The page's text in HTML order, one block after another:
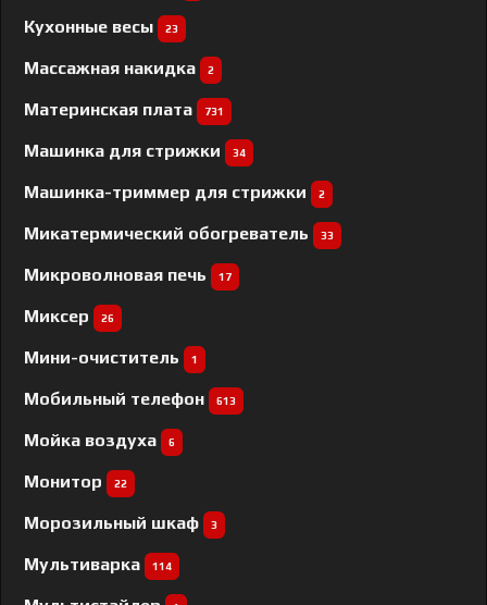
Кухонные весы 23
Массажная накидка 2
Материнская плата 731
Машинка для стрижки 34
Машинка-триммер для стрижки 2
Микатермический обогреватель 33
Микроволновая печь 17
Миксер 26
Мини-очиститель 1
Мобильный телефон 613
Мойка воздуха 6
Монитор 22
Морозильный шкаф 3
Мультиварка 114